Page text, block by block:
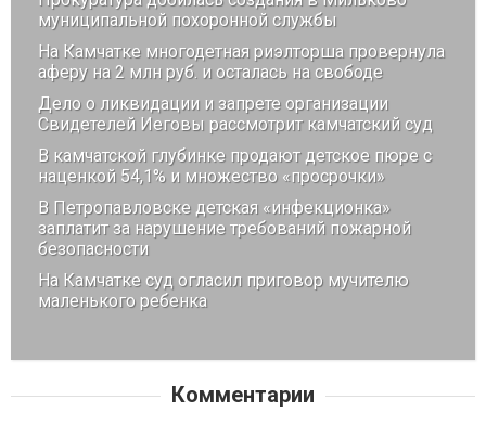
муниципальной похоронной службы
На Камчатке многодетная риэлторша провернула
аферу на 2 млн руб. и осталась на свободе
Дело о ликвидации и запрете организации
Свидетелей Иеговы рассмотрит камчатский суд
В камчатской глубинке продают детское пюре с
наценкой 54,1% и множество «просрочки»
В Петропавловске детская «инфекционка»
заплатит за нарушение требований пожарной
безопасности
На Камчатке суд огласил приговор мучителю
маленького ребенка
Комментарии